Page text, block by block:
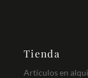
Tienda
Artículos en